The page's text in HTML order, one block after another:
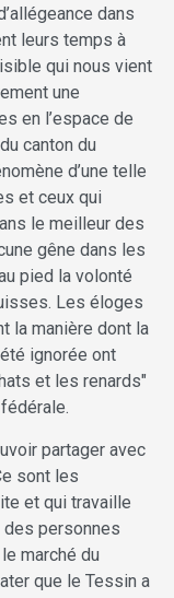
dans
leurs temps à
qui nous vient
une
en l’espace de
canton du
d’une telle
et ceux qui
le meilleur des
gêne dans les
pied la volonté
Les éloges
la manière dont la
ignorée ont
et les renards"
partager avec
sont les
et qui travaille
personnes
marché du
que le Tessin a